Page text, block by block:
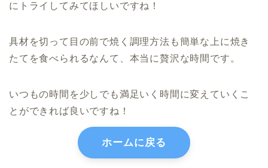
にトライしてみてほしいですね！
具材を切って目の前で焼く調理方法も簡単な上に焼き
たてを食べられるなんて、本当に贅沢な時間です。
いつもの時間を少しでも満足いく時間に変えていくこ
とができれば良いですね！
ホームに戻る